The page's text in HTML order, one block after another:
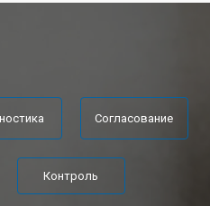
Согласование
Контроль